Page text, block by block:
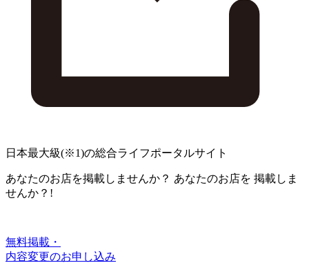
日本最大級(※1)の総合ライフポータルサイト
あなたのお店を掲載しませんか？ あなたのお店を 掲載しま
せんか？!
無料掲載・
内容変更のお申し込み